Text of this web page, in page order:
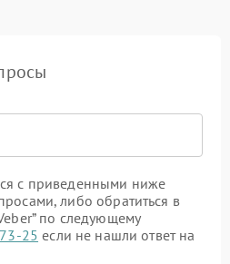
с приведенными ниже
либо обратиться в
по следующему
25 если не нашли ответ на